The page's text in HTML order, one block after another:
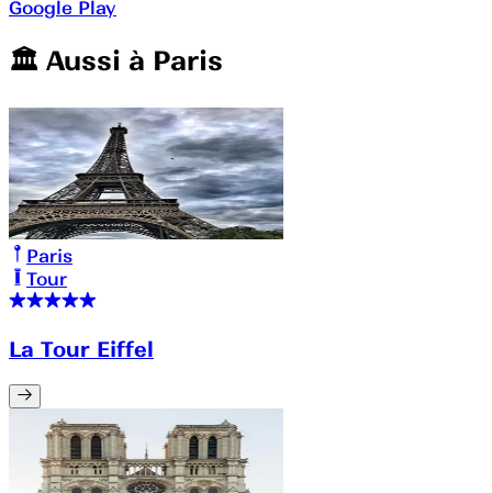
Google Play
🏛️️ Aussi à Paris
Paris
Tour
La Tour Eiffel